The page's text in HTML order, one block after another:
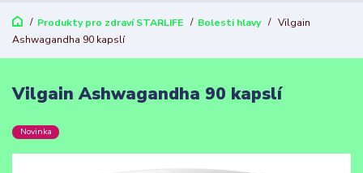
Produkty pro zdraví STARLIFE Bolesti hlavy
Vilgain
Ashwagandha 90 kapslí
Vilgain Ashwagandha 90 kapslí
Novinka